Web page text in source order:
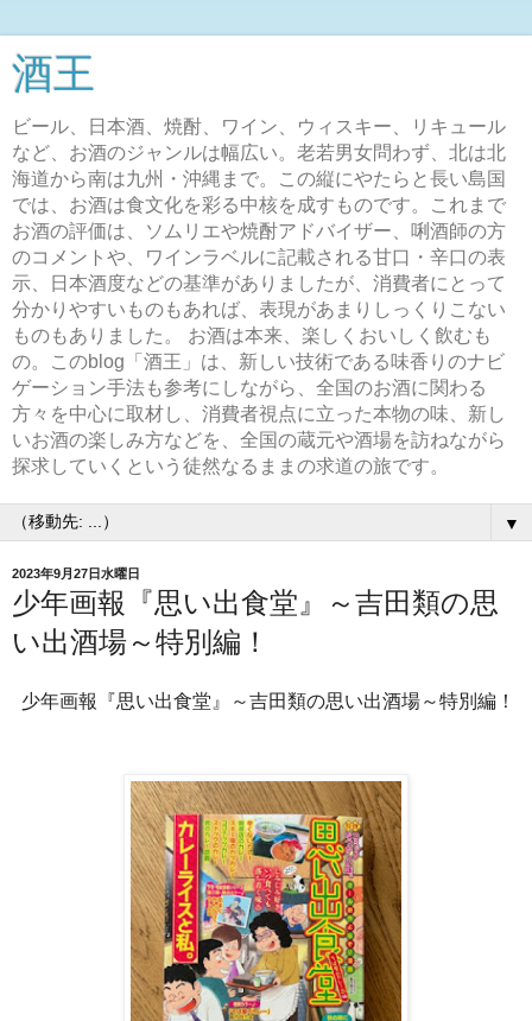
酒王
ビール、日本酒、焼酎、ワイン、ウィスキー、リキュール
など、お酒のジャンルは幅広い。老若男女問わず、北は北
海道から南は九州・沖縄まで。この縦にやたらと長い島国
では、お酒は食文化を彩る中核を成すものです。これまで
お酒の評価は、ソムリエや焼酎アドバイザー、唎酒師の方
のコメントや、ワインラベルに記載される甘口・辛口の表
示、日本酒度などの基準がありましたが、消費者にとって
分かりやすいものもあれば、表現があまりしっくりこない
ものもありました。 お酒は本来、楽しくおいしく飲むも
の。このblog「酒王」は、新しい技術である味香りのナビ
ゲーション手法も参考にしながら、全国のお酒に関わる
方々を中心に取材し、消費者視点に立った本物の味、新し
いお酒の楽しみ方などを、全国の蔵元や酒場を訪ねながら
探求していくという徒然なるままの求道の旅です。
▼
2023年9月27日水曜日
少年画報『思い出食堂』～吉田類の思
い出酒場～特別編！
少年画報『思い出食堂』～吉田類の思い出酒場～特別編！